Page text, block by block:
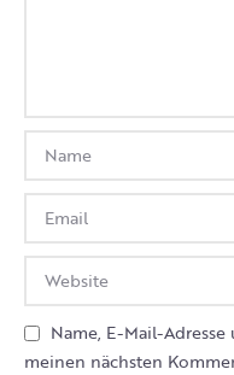
Name, E-Mail-
meinen nächsten